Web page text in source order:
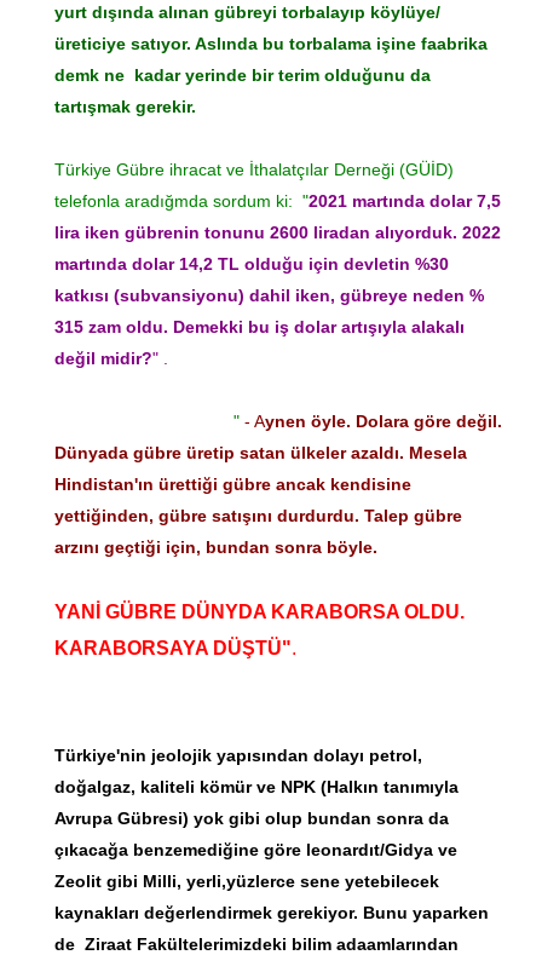
yurt dışında alınan gübreyi torbalayıp köylüye/
üreticiye satıyor. Aslında bu torbalama işine faabrika
demk ne kadar yerinde bir terim olduğunu da
tartışmak gerekir.
Türkiye Gübre ihracat ve İthalatçılar Derneği (GÜİD)
telefonla aradığmda sordum ki: "2021 martında dolar 7,5
lira iken gübrenin tonunu 2600 liradan alıyorduk. 2022
martında dolar 14,2 TL olduğu için devletin %30
katkısı (subvansiyonu) dahil iken, gübreye neden %
315 zam oldu. Demekki bu iş dolar artışıyla alakalı
değil midir?" .
" - Aynen öyle. Dolara göre değil.
Dünyada gübre üretip satan ülkeler azaldı. Mesela
Hindistan'ın ürettiği gübre ancak kendisine
yettiğinden, gübre satışını durdurdu. Talep gübre
arzını geçtiği için, bundan sonra böyle.
YANİ GÜBRE DÜNYDA KARABORSA OLDU.
KARABORSAYA DÜŞTÜ".
Türkiye'nin jeolojik yapısından dolayı petrol,
doğalgaz, kaliteli kömür ve NPK (Halkın tanımıyla
Avrupa Gübresi) yok gibi olup bundan sonra da
çıkacağa benzemediğine göre leonardıt/Gidya ve
Zeolit gibi Milli, yerli,yüzlerce sene yetebilecek
kaynakları değerlendirmek gerekiyor. Bunu yaparken
de Ziraat Fakültelerimizdeki bilim adaamlarından